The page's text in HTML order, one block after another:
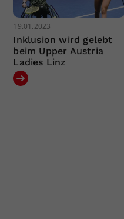
19.01.2023
Inklusion wird gelebt
beim Upper Austria
Ladies Linz